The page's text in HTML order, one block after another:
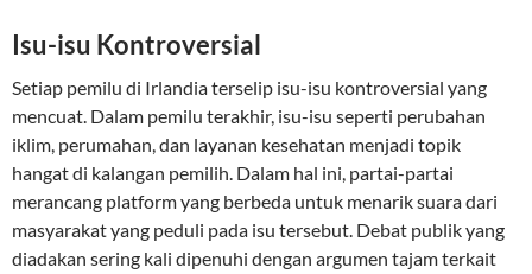
Isu-isu Kontroversial
Setiap pemilu di Irlandia terselip isu-isu kontroversial yang
mencuat. Dalam pemilu terakhir, isu-isu seperti perubahan
iklim, perumahan, dan layanan kesehatan menjadi topik
hangat di kalangan pemilih. Dalam hal ini, partai-partai
merancang platform yang berbeda untuk menarik suara dari
masyarakat yang peduli pada isu tersebut. Debat publik yang
diadakan sering kali dipenuhi dengan argumen tajam terkait